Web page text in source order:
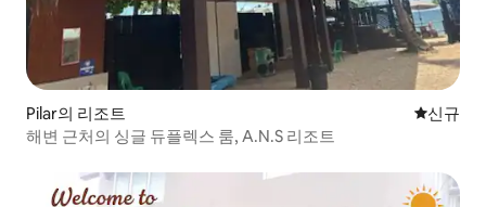
Pilar의 리조트 신규 숙소
신규
해변 근처의 싱글 듀플렉스 룸, A.N.S 리조트